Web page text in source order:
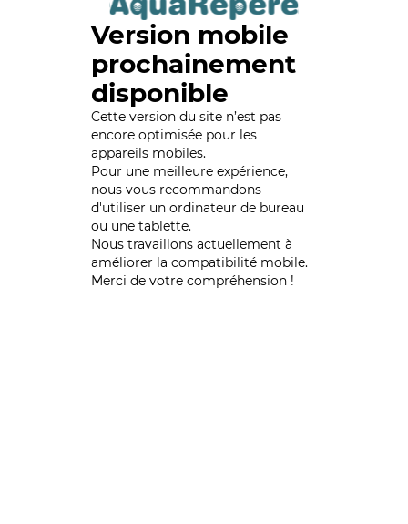
Version mobile
prochainement
disponible
Cette version du site n’est pas
encore optimisée pour les
appareils mobiles.
Pour une meilleure expérience,
nous vous recommandons
d'utiliser un ordinateur de bureau
ou une tablette.
Nous travaillons actuellement à
améliorer la compatibilité mobile.
Merci de votre compréhension !